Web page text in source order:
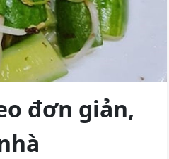
đơn giản,